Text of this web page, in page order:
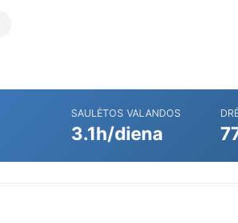
SAULĖTOS VALANDOS
3.1h/diena